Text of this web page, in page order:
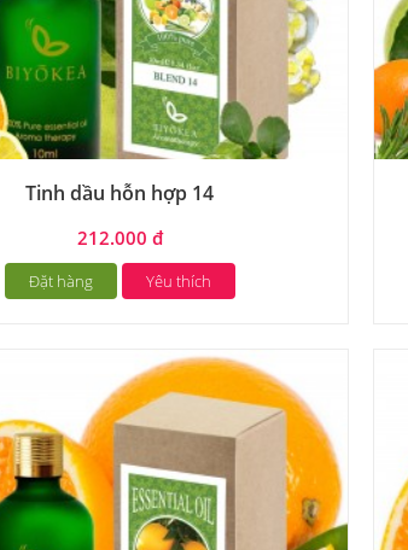
Tinh dầu hỗn hợp 14
212.000 đ
Đặt hàng Yêu thích